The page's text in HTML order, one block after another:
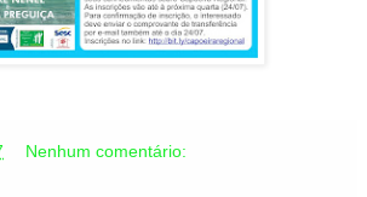
Nenhum comentário: